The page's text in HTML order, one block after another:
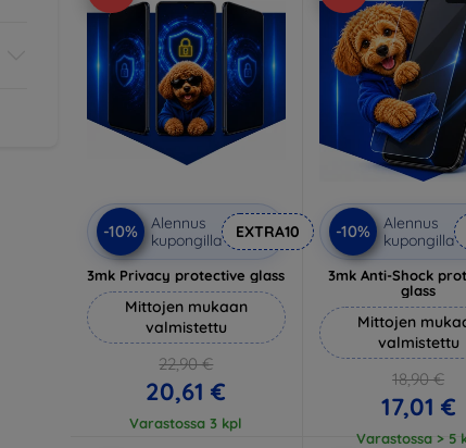
-10%
Alennus
kupongilla
EXTRA10
3mk Privacy protective glass
Mittojen mukaan
valmistettu
22,90 €
20,61 €
Varastossa 3 kpl
-10%
Alennus
kupongilla
3mk Anti-Shock
glass
Mittojen
valmistettu
18,90 €
17,01 €
Varastossa > 5